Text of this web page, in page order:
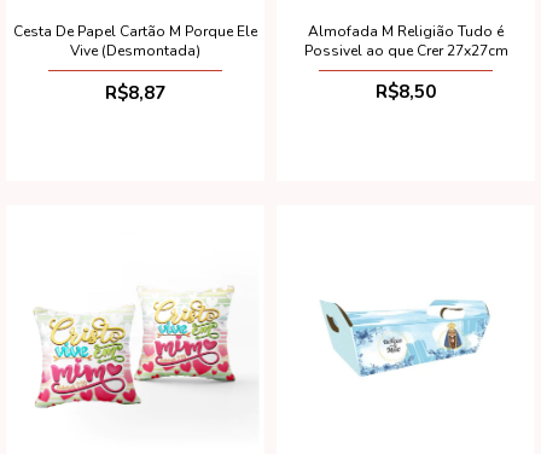
Cesta De Papel Cartão M Porque Ele
Vive (Desmontada)
R$8,87
Almofada M Religião Tudo é
Possivel ao que Crer 27x27cm
R$8,50